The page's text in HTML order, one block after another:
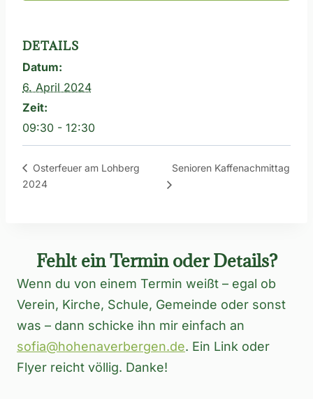
DETAILS
Datum:
6. April 2024
Zeit:
09:30 - 12:30
Osterfeuer am Lohberg
2024
Senioren Kaffenachmittag
Fehlt ein Termin oder Details?
Wenn du von einem Termin weißt – egal ob
Verein, Kirche, Schule, Gemeinde oder sonst
was – dann schicke ihn mir einfach an
sofia@hohenaverbergen.de. Ein Link oder
Flyer reicht völlig. Danke!